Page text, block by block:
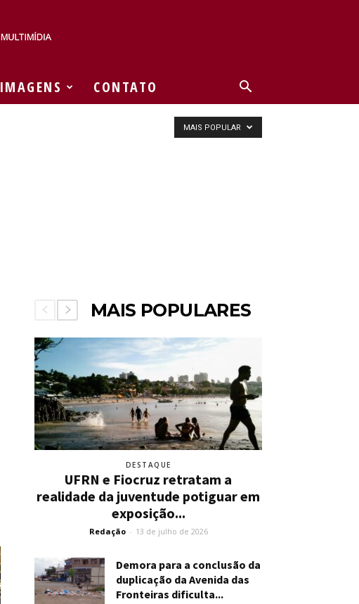
IMAGENS CONTATO
MAIS POPULAR
MAIS POPULARES
DESTAQUE
UFRN e Fiocruz retratam a
realidade da juventude potiguar em
exposição...
Redação - 13 de julho de 2026
Demora para a conclusão da
duplicação da Avenida das
Fronteiras dificulta...